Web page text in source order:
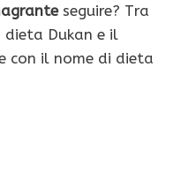
seguire? Tra
Dukan e il
con il nome di dieta